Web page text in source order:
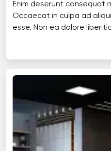
Enim deserunt consequat
Occaecat in culpa ad
esse. Non ea dolore